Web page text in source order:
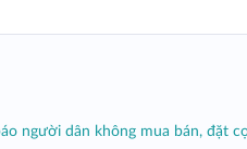
người dân không mua bán, đặt